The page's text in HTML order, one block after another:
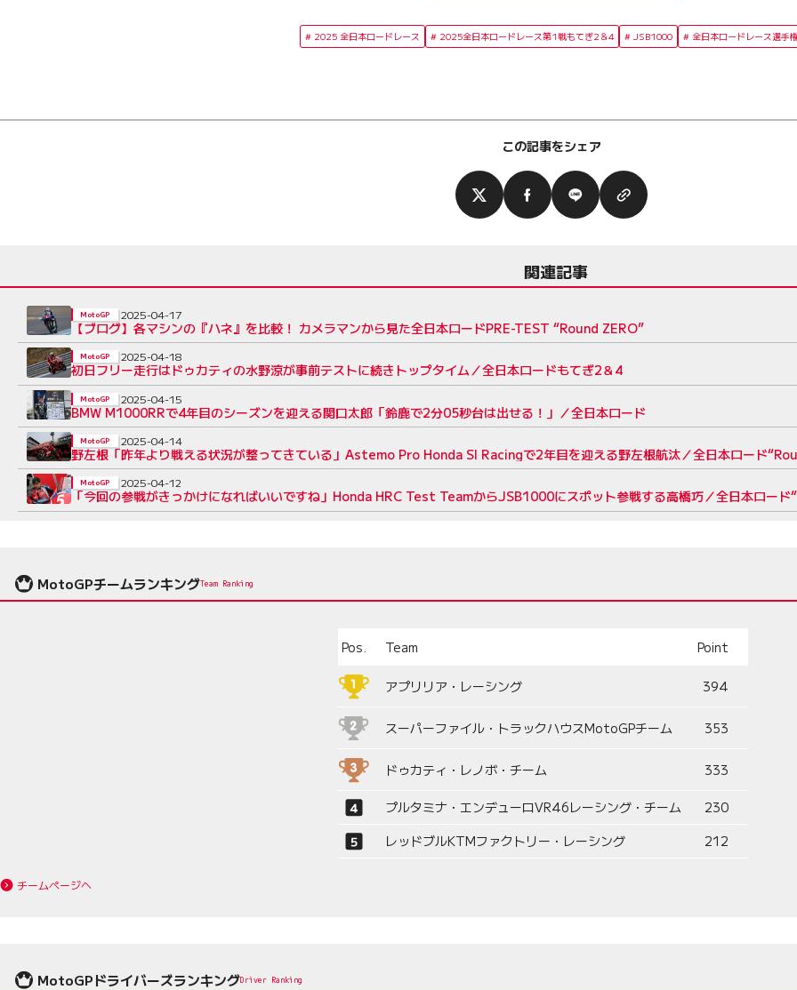
2025 全日本ロードレース 2025全日本ロードレース第1戦もてぎ2＆4 JSB1000 全日本ロードレース選手
この記事をシェア
関連記事
【ブログ】各マシンの『ハネ』を比較！ カメラマンから見た全日本ロードPRE-TEST “Round ZERO”
MotoGP 2025-04-17
初日フリー走行はドゥカティの水野涼が事前テストに続きトップタイム／全日本ロードもてぎ2＆4
MotoGP 2025-04-18
BMW M1000RRで4年目のシーズンを迎える関口太郎「鈴鹿で2分05秒台は出せる！」／全日本ロード
MotoGP 2025-04-15
野左根「昨年より戦える状況が整ってきている」Astemo Pro Honda SI Racingで2年目を迎える野左根航汰／全日本ロード
MotoGP 2025-04-14
「今回の参戦がきっかけになればいいですね」Honda HRC Test TeamからJSB1000にスポット参戦する高橋巧／全日本ロード
MotoGP 2025-04-12
MotoGPチームランキングTeam Ranking
Pos. Team Point
アプリリア・レーシング 394
スーパーファイル・トラックハウスMotoGPチーム 353
ドゥカティ・レノボ・チーム 333
プルタミナ・エンデューロVR46レーシング・チーム
230
レッドブルKTMファクトリー・レーシング
212
チームページへ
MotoGPドライバーズランキングDriver Ranking